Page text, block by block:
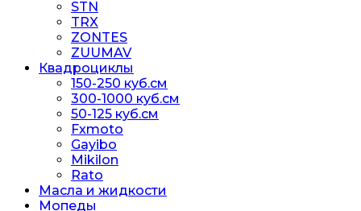
STN
TRX
ZONTES
ZUUMAV
Квадроциклы
150-250 куб.см
300-1000 куб.см
50-125 куб.см
Fxmoto
Gayibo
Mikilon
Rato
Масла и жидкости
Мопеды